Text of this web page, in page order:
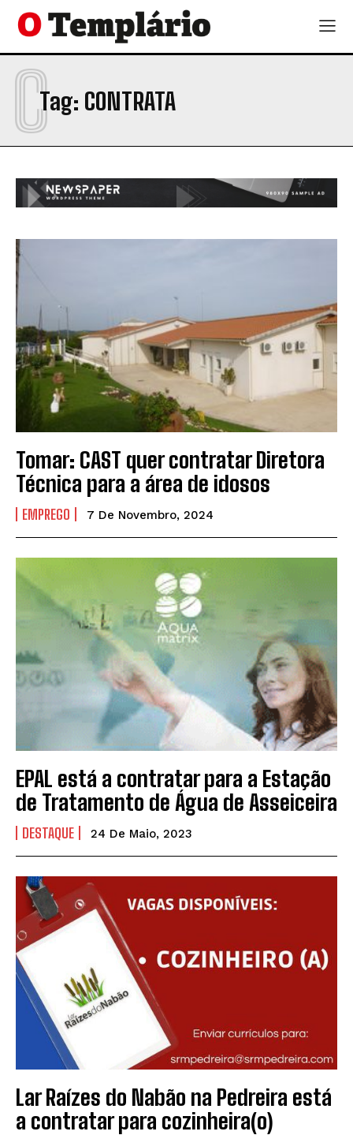
Tag: CONTRATA
C
Tomar: CAST quer contratar Diretora
Técnica para a área de idosos
EMPREGO 7 De Novembro, 2024
EPAL está a contratar para a Estação
de Tratamento de Água de Asseiceira
DESTAQUE 24 De Maio, 2023
Lar Raízes do Nabão na Pedreira está
a contratar para cozinheira(o)